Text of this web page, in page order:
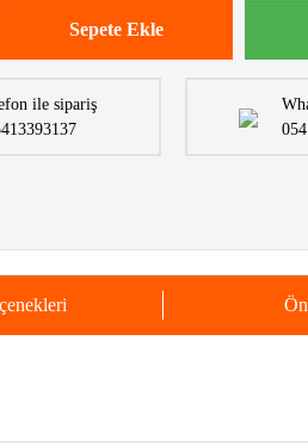
Sepete Ekle
ile sipariş